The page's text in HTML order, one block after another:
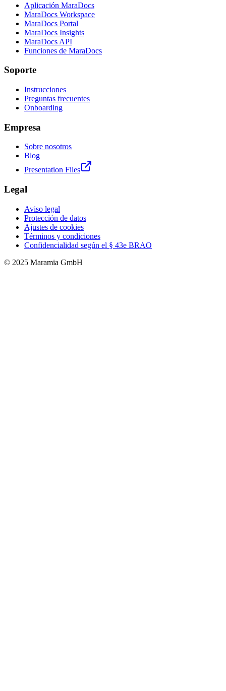
Aplicación MaraDocs
MaraDocs Workspace
MaraDocs Portal
MaraDocs Insights
MaraDocs API
Funciones de MaraDocs
Soporte
Instrucciones
Preguntas frecuentes
Onboarding
Empresa
Sobre nosotros
Blog
Presentation Files
Legal
Aviso legal
Protección de datos
Ajustes de cookies
Términos y condiciones
Confidencialidad según el § 43e BRAO
© 2025 Maramia GmbH